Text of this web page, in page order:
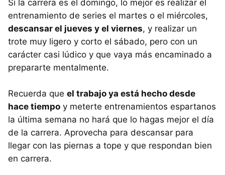
Si la carrera es el domingo, lo mejor es realizar el
entrenamiento de series el martes o el miércoles,
descansar el jueves y el viernes, y realizar un
trote muy ligero y corto el sábado, pero con un
carácter casi lúdico y que vaya más encaminado a
prepararte mentalmente.
Recuerda que el trabajo ya está hecho desde
hace tiempo y meterte entrenamientos espartanos
la última semana no hará que lo hagas mejor el día
de la carrera. Aprovecha para descansar para
llegar con las piernas a tope y que respondan bien
en carrera.